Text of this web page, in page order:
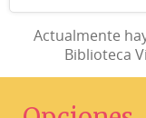
Actualmente
Biblioteca